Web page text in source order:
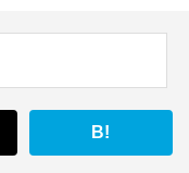
B!